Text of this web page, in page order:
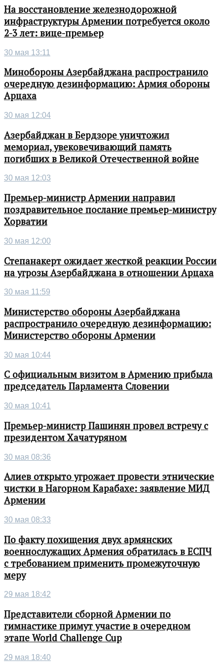
На восстановление железнодорожной
инфраструктуры Армении потребуется около
2-3 лет: вице-премьер
30 мая 13:11
Минобороны Азербайджана распространило
очередную дезинформацию: Армия обороны
Арцаха
30 мая 12:04
Азербайджан в Бердзоре уничтожил
мемориал, увековечивающий память
погибших в Великой Отечественной войне
30 мая 12:03
Премьер-министр Армении направил
поздравительное послание премьер-министру
Хорватии
30 мая 12:00
Степанакерт ожидает жесткой реакции России
на угрозы Азербайджана в отношении Арцаха
30 мая 11:59
Министерство обороны Азербайджана
распространило очередную дезинформацию:
Министерство обороны Армении
30 мая 10:44
С официальным визитом в Армению прибыла
председатель Парламента Словении
30 мая 10:41
Премьер-министр Пашинян провел встречу с
президентом Хачатуряном
30 мая 08:36
Алиев открыто угрожает провести этнические
чистки в Нагорном Карабахе: заявление МИД
Армении
30 мая 08:33
По факту похищения двух армянских
военнослужащих Армения обратилась в ЕСПЧ
с требованием применить промежуточную
меру
29 мая 18:42
Представители сборной Армении по
гимнастике примут участие в очередном
этапе World Challenge Cup
29 мая 18:40